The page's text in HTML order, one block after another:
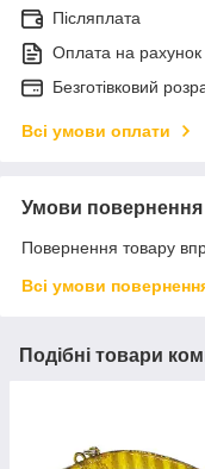
Післяплата
Оплата на рахунок
Безготівковий
Всі умови оплати
Умови повернення
Повернення товару
Всі умови
Подібні товари